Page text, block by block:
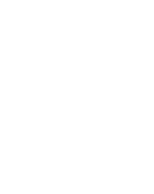
di aplikasi